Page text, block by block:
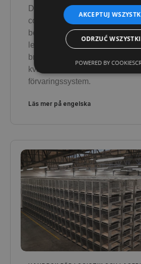
DAJANOs tillverkning av
containrar är en omfattande
behovsanalys, design och
leverans. Varje container
bransch i åtanke, vilket
kvalitet, hållbarhet och
förvaringssystem.
Läs mer på engelska
AKCEPTUJ
ODRZUĆ
POWERED BY